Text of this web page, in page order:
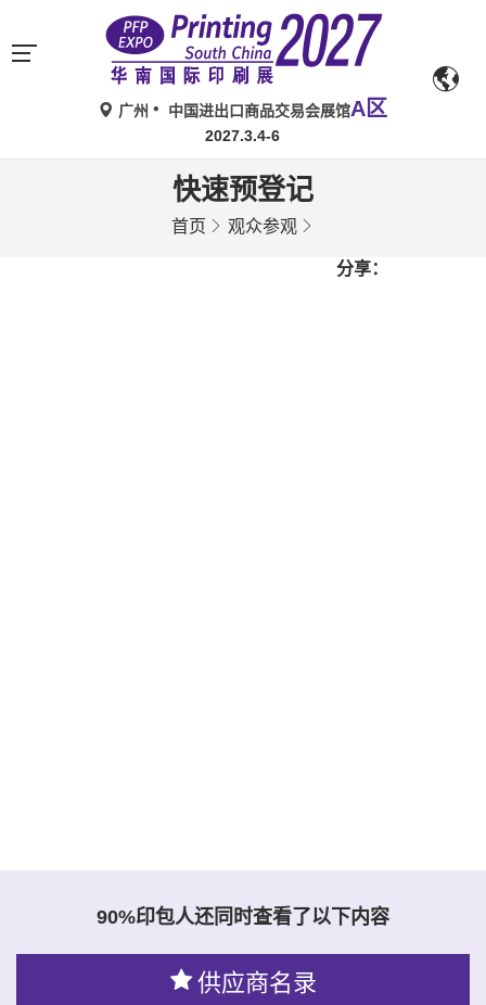
广州 中国进出口商品交易会展馆A区
2027.3.4-6
快速预登记
首页 观众参观
分享：
90%印包人还同时查看了以下内容
供应商名录